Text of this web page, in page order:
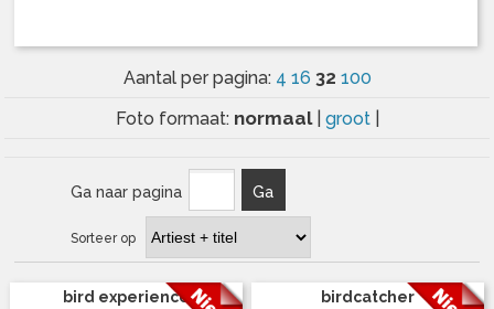
Aantal per pagina: 4 16 32 100
Foto formaat: normaal groot
Ga naar pagina Ga
Sorteer op
bird experience birdcatcher